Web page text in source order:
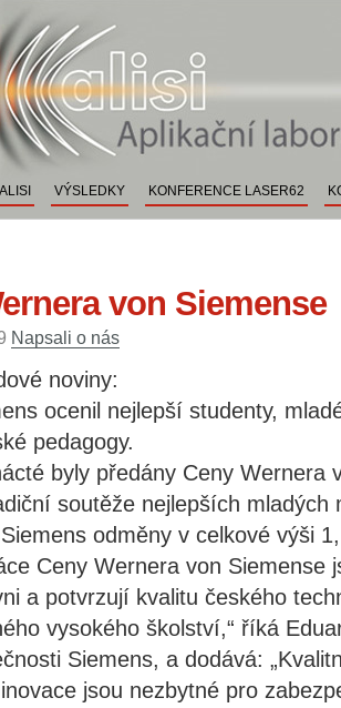
a vývojové
VÝSLEDKY KONFERENCE LASER62
von Siemense
Napsali o nás
noviny:
ocenil nejlepší studenty,
pedagogy.
byly předány Ceny Wernera
soutěže nejlepších mladých
odměny v celkové výši
Ceny Wernera von Siemense
a potvrzují kvalitu českého
vysokého školství,“ říká
Siemens, a dodává:
jsou nezbytné pro